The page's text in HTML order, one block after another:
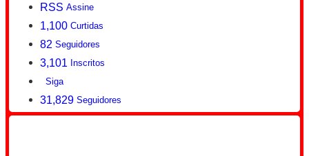
RSS Assine
1,100 Curtidas
82 Seguidores
3,101 Inscritos
Siga
31,829 Seguidores